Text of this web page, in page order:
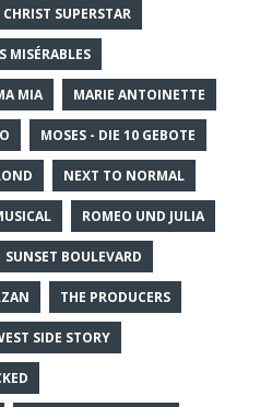
CHRIST SUPERSTAR
MISÉRABLES
MIA MARIE ANTOINETTE
MOSES - DIE 10 GEBOTE
NEXT TO NORMAL
ROMEO UND JULIA
SUNSET BOULEVARD
THE PRODUCERS
SIDE STORY